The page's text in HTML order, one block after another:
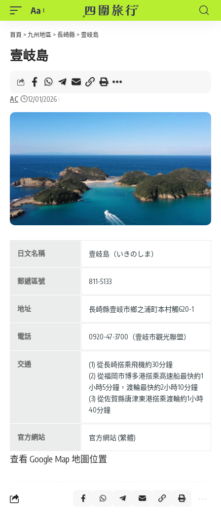
Font
Resizer
Aa
首頁 > 九州地區 > 長崎縣 > 壹岐島
壹岐島
AC 12/01/2026
日文名稱 壹岐島（いきのしま）
郵遞區號 811-5133
地址 長崎縣壹岐市鄉之浦町本村觸620-1
電話 0920-47-3700（壹岐市觀光聯盟）
交通
(1) 從長崎搭乘飛機約30分鐘
(2) 從福岡市博多港搭乘高速船最快約1
小時5分鐘，渡輪最快約2小時10分鐘
(3) 從佐賀縣唐津東港搭乘渡輪約1小時
40分鐘
官方網站 官方網站 (繁體)
查看 Google Map 地圖位置